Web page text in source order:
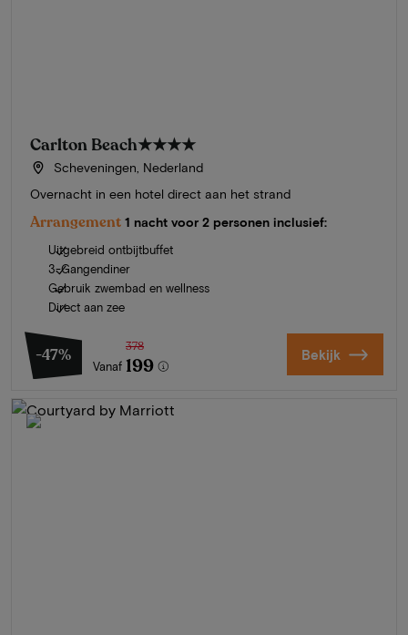
Carlton Beach★★★★
Scheveningen, Nederland
Overnacht in een hotel direct aan het strand
Arrangement 1 nacht voor 2 personen inclusief:
Uitgebreid ontbijtbuffet
3-Gangendiner
Gebruik zwembad en wellness
Direct aan zee
-47%
Vanaf
378
199 Bekijk